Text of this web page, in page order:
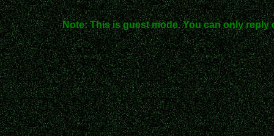
Note: This is guest mode. You can only